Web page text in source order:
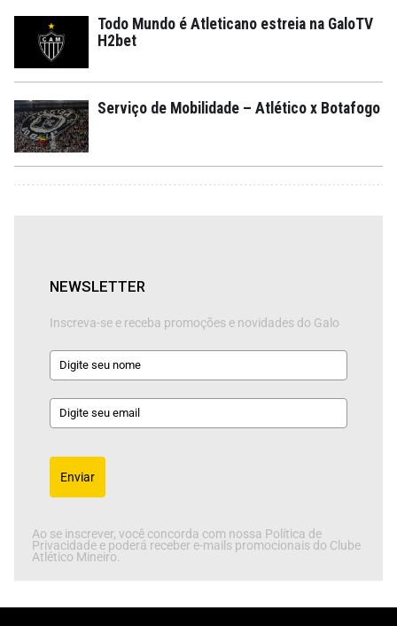
Todo Mundo é Atleticano estreia na GaloTV
H2bet
Serviço de Mobilidade – Atlético x Botafogo
NEWSLETTER
Inscreva-se e receba promoções e novidades do Galo
Enviar
Ao se inscrever, você concorda com nossa Política de
Privacidade e poderá receber e-mails promocionais do Clube
Atlético Mineiro.